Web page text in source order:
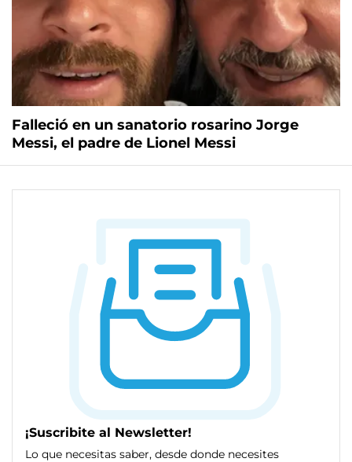
Falleció en un sanatorio rosarino Jorge
Messi, el padre de Lionel Messi
¡Suscribite al Newsletter!
Lo que necesitas saber, desde donde necesites